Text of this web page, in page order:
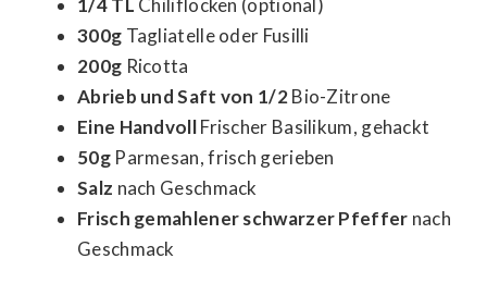
1/4 TL Chiliflocken (optional)
300g Tagliatelle oder Fusilli
200g Ricotta
Abrieb und Saft von 1/2Bio-Zitrone
Eine HandvollFrischer Basilikum, gehackt
50gParmesan, frisch gerieben
Salz nach Geschmack
Frisch gemahlener schwarzer Pfeffer nach
Geschmack